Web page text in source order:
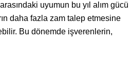
uyumun bu yıl alım gücü
daha fazla zam talep etmesine
Bu dönemde işverenlerin,